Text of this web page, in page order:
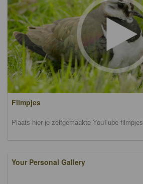
Filmpjes
Plaats hier je zelfgemaakte YouTube filmpjes
Your Personal Gallery